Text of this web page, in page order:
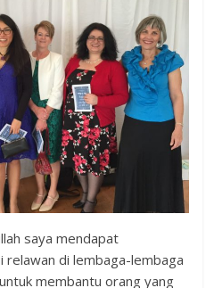
saya mendapat
relawan di lembaga-lembaga
membantu orang yang